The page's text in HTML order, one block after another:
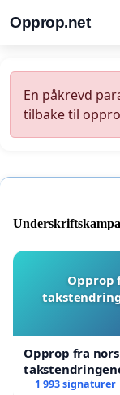
Opprop.net
En påkrevd
tilbake til
Opprop
Opprop fra
landsråd
1 993 signaturer